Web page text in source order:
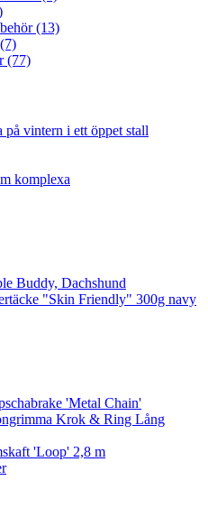
(13)
(77)
vintern i ett öppet stall
komplexa
Buddy, Dachshund
"Skin Friendly" 300g navy
'Metal Chain'
Krok & Ring Lång
'Loop' 2,8 m